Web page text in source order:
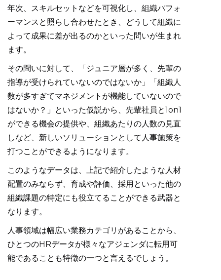
年次、スキルセットなどを可視化し、組織パフォ
ーマンスと照らし合わせたとき、どうして組織に
よって成果に差が出るのかといった問いが生まれ
ます。
その問いに対して、「ジュニア層が多く、先輩の
指導が受けられていないのではないか」「組織人
数が多すぎてマネジメントが機能していないので
はないか？」といった仮説から、先輩社員と1on1
ができる機会の提供や、組織あたりの人数の見直
しなど、新しいソリューションとして人事施策を
打つことができるようになります。
このようなデータは、上記で紹介したような人材
配置のみならず、育成や評価、採用といった他の
組織課題の特定にも役立てることができる武器と
なります。
人事領域は幅広い業務カテゴリがあることから、
ひとつのHRデータが様々なアジェンダに転用可
能であることも特徴の一つと言えるでしょう。